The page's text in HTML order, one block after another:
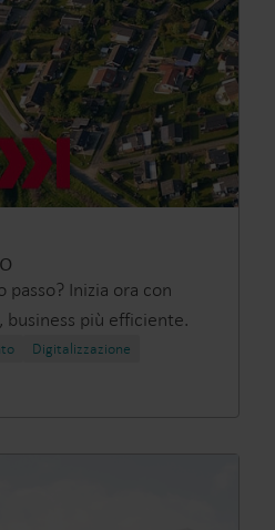
Inizia ora con
business più efficiente.
Digitalizzazione